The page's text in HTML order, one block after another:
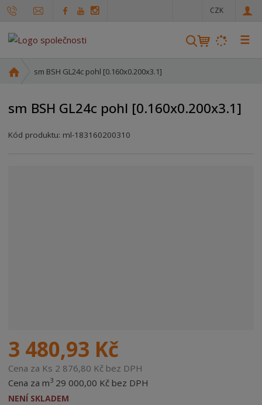
CZK
V
d
☰
v
d
í
sm BSH GL24c pohl [0.160x0.200x3.1]
sm BSH GL24c pohl [0.160x0.200x3.1]
Kód produktu: ml-183160200310
3 480,93 Kč
Cena za Ks 2 876,80 Kč bez DPH
Cena za m3 29 000,00 Kč bez DPH
NENÍ SKLADEM